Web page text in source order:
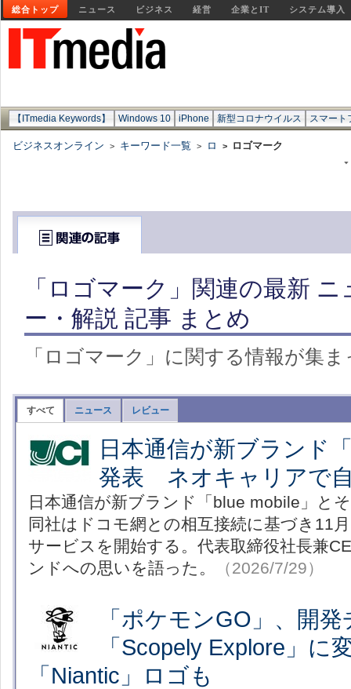
総合トップ ニュース ビジネス 経営 企業とIT システム導入
【ITmedia Keywords】 Windows 10 iPhone 新型コロナウイルス スマート
ビジネスオンライン > キーワード一覧 > ロ > ロゴマーク
「ロゴマーク」関連の最新
ー・解説 記事 まとめ
「ロゴマーク」に関する情報が集
すべて ニュース レビュー
日本通信が新ブランド
発表 ネオキャリアで
日本通信が新ブランド「blue mobile」と
同社はドコモ網との相互接続に基づき11
サービスを開始する。代表取締役社長兼
ンドへの思いを語った。
（2026/7/29）
「ポケモンGO」、開
「Scopely Explore」
「Niantic」ロゴも